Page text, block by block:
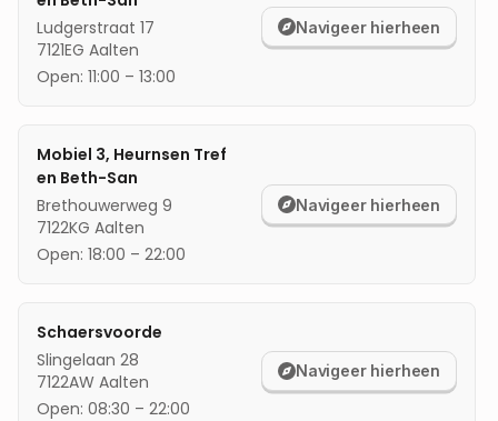
Ludgerstraat 17
7121EG Aalten
Open: 11:00 – 13:00
Navigeer hierheen
Mobiel 3, Heurnsen Tref
en Beth-San
Brethouwerweg 9
7122KG Aalten
Open: 18:00 – 22:00
Navigeer hierheen
Schaersvoorde
Slingelaan 28
7122AW Aalten
Open: 08:30 – 22:00
Navigeer hierheen
locatie